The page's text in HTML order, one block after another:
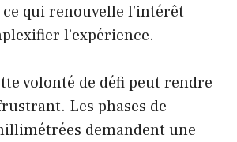
qui renouvelle l’intérêt
l’expérience.
volonté de défi peut rendre
Les phases de
demandent une